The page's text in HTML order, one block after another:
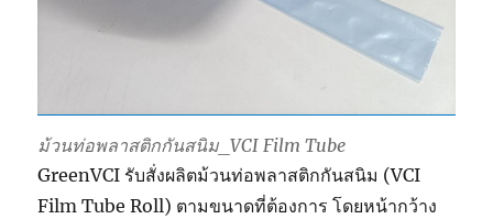
ม้วนท่อพลาสติกกันสนิม_VCI Film Tube
GreenVCI รับสั่งผลิตม้วนท่อพลาสติกกันสนิม (VCI
Film Tube Roll) ตามขนาดที่ต้องการ โดยหน้ากว้าง